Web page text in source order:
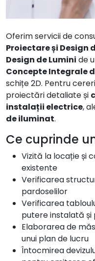
Oferim servicii de
Proiectare și Design
Design de Lumini de
Concepte Integrale
schițe 2D. Pentru
proiectări detaliate și
instalații electrice,
de iluminat.
Ce cuprinde
Vizită la locație și
existente
Verificarea
pardoselilor
Verificarea
putere instalată și
Elaborarea de
unui plan de lucru
Întocmirea